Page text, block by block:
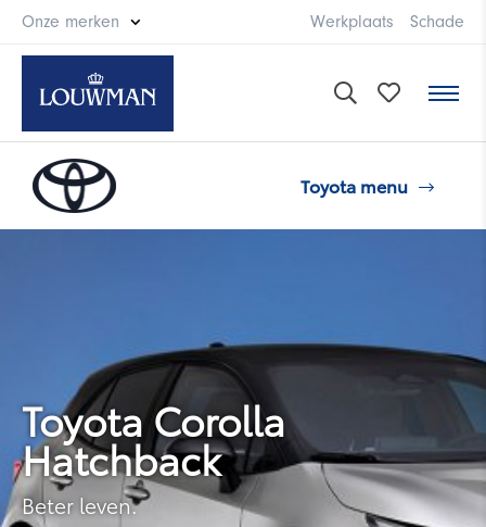
Onze merken Werkplaats Schade
Toyota menu
Modellen
Aanbod
Aygo X
Aygo X
Toyota Corolla
Hatchback
Beter leven.